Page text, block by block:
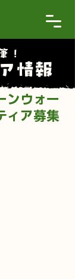
！
情報
ンウォー
ィア募集